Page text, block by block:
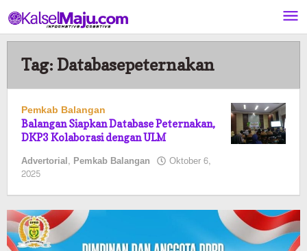
ke
konten
Tag: Databasepeternakan
Pemkab Balangan
Balangan Siapkan Database Peternakan,
DKP3 Kolaborasi dengan ULM
Advertorial, Pemkab Balangan Oktober 6,
2025